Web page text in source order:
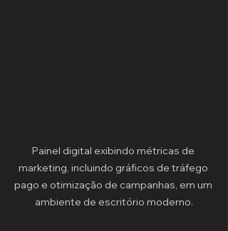
Painel digital exibindo métricas de
marketing, incluindo gráficos de tráfego
pago e otimização de campanhas, em um
ambiente de escritório moderno.